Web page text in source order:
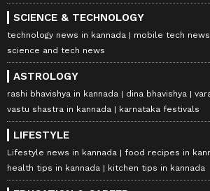
SCIENCE & TECHNOLOGY
technology news in kannada
mobile tech news
science and tech news
ASTROLOGY
rashi bhavishya in kannada dina bhavishya
vastu shastra in kannada
karnataka festivals
LIFESTYLE
Lifestyle news in kannada
food recipes in
health tips in kannada
kitchen tips in kannada